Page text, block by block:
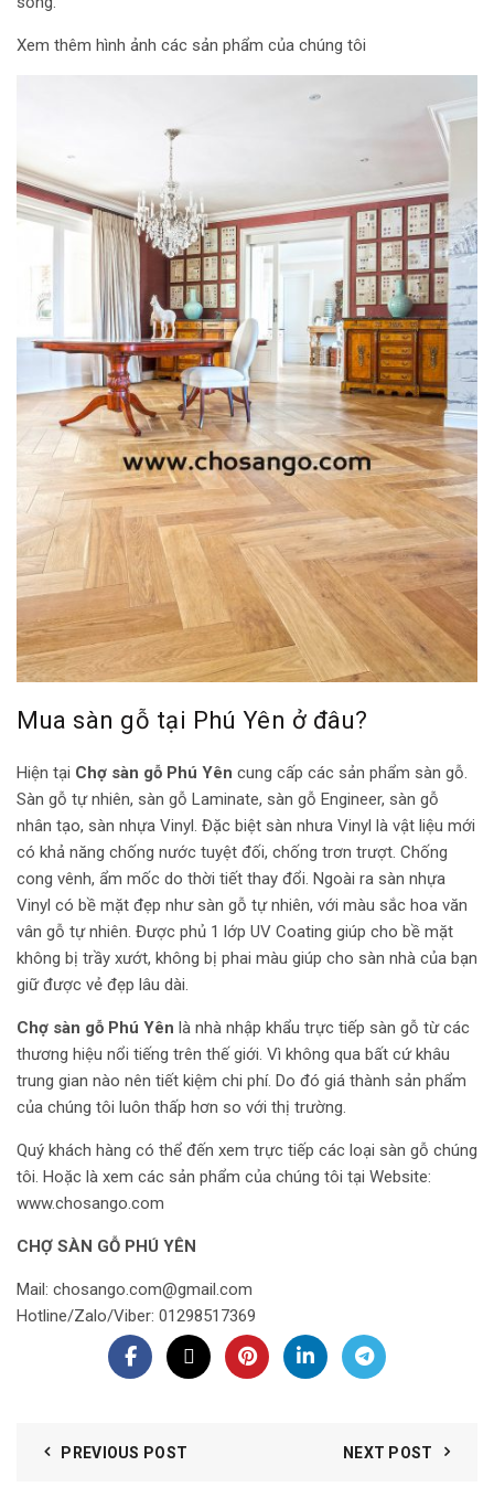
Xem thêm hình ảnh các sản phẩm của chúng tôi
Mua sàn gỗ tại Phú Yên ở đâu?
Hiện tại Chợ sàn gỗ Phú Yên cung cấp các sản phẩm sàn gỗ.
Sàn gỗ tự nhiên, sàn gỗ Laminate, sàn gỗ Engineer, sàn gỗ
nhân tạo, sàn nhựa Vinyl. Đặc biệt sàn nhưa Vinyl là vật liệu mới
có khả năng chống nước tuyệt đối, chống trơn trượt. Chống
cong vênh, ẩm mốc do thời tiết thay đổi. Ngoài ra sàn nhựa
Vinyl có bề mặt đẹp như sàn gỗ tự nhiên, với màu sắc hoa văn
vân gỗ tự nhiên. Được phủ 1 lớp UV Coating giúp cho bề mặt
không bị trầy xướt, không bị phai màu giúp cho sàn nhà của bạn
giữ được vẻ đẹp lâu dài.
Chợ sàn gỗ Phú Yên là nhà nhập khẩu trực tiếp sàn gỗ từ các
thương hiệu nổi tiếng trên thế giới. Vì không qua bất cứ khâu
trung gian nào nên tiết kiệm chi phí. Do đó giá thành sản phẩm
của chúng tôi luôn thấp hơn so với thị trường.
Quý khách hàng có thể đến xem trực tiếp các loại sàn gỗ chúng
tôi. Hoặc là xem các sản phẩm của chúng tôi tại Website:
www.chosango.com
CHỢ SÀN GỖ PHÚ YÊN
Mail: chosango.com@gmail.com
Hotline/Zalo/Viber: 01298517369
PREVIOUS POST NEXT POST